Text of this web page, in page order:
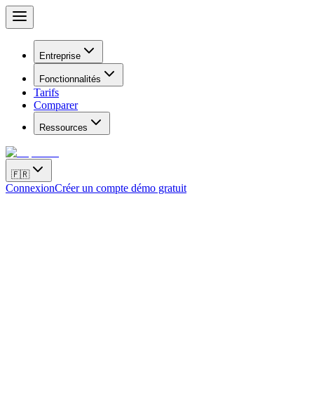
Entreprise
Fonctionnalités
Tarifs
Comparer
Ressources
🇫🇷
ConnexionCréer un compte démo gratuit